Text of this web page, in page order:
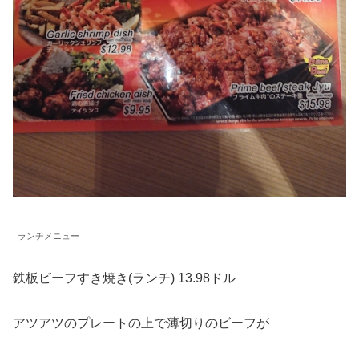
ランチメニュー
鉄板ビーフすき焼き(ランチ) 13.98ドル
アツアツのプレートの上で薄切りのビーフが